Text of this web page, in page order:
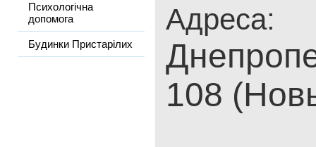
Психологічна
допомога
Будинки Пристарілих
Адреса:
108